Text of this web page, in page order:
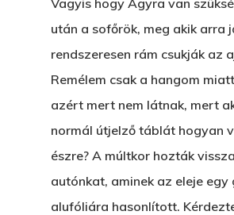
Vagyis hogy Agyra van
után a sofőrök, meg akik arra
rendszeresen rám csukják az
Remélem csak a hangom
azért mert nem látnak, mert
normál útjelző táblát hogyan
észre? A múltkor hozták
autónkat, aminek az eleje
alufóliára hasonlított.